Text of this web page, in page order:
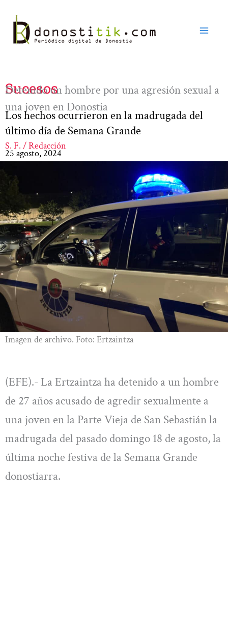
contenido
Sucesos
Detenido un hombre por una agresión sexual a
una joven en Donostia
Los hechos ocurrieron en la madrugada del
último día de Semana Grande
S. F. / Redacción
25 agosto, 2024
Imagen de archivo. Foto: Ertzaintza
(EFE).- La Ertzaintza ha detenido a un hombre
de 27 años acusado de agredir sexualmente a
una joven en la Parte Vieja de San Sebastián la
madrugada del pasado domingo 18 de agosto, la
última noche festiva de la Semana Grande
donostiarra.